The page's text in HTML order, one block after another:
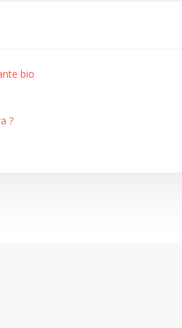
bio
?